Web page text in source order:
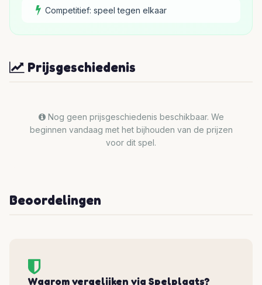
Competitief: speel tegen elkaar
Prijsgeschiedenis
Nog geen prijsgeschiedenis beschikbaar. We
beginnen vandaag met het bijhouden van de prijzen
voor dit spel.
Beoordelingen
Waarom vergelijken via Spelplaats?